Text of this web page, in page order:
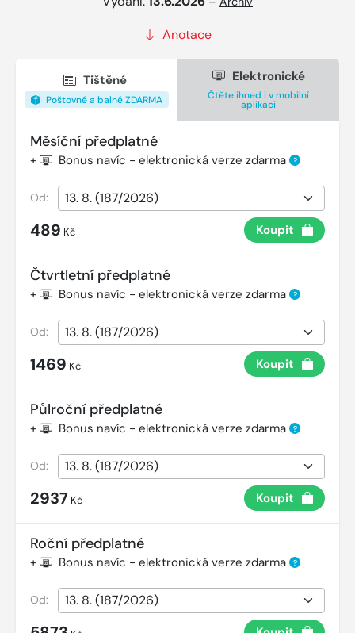
Anotace
Tištěné
Poštovné a balné ZDARMA
Elektronické
Čtěte ihned i v mobilní
aplikaci
Měsíční předplatné
+ Bonus navíc - elektronická verze zdarma ?
Od:
489 Kč Koupit
Čtvrtletní předplatné
+ Bonus navíc - elektronická verze zdarma ?
Od:
1469 Kč Koupit
Půlroční předplatné
+ Bonus navíc - elektronická verze zdarma ?
Od:
2937 Kč Koupit
Roční předplatné
+ Bonus navíc - elektronická verze zdarma ?
Od: